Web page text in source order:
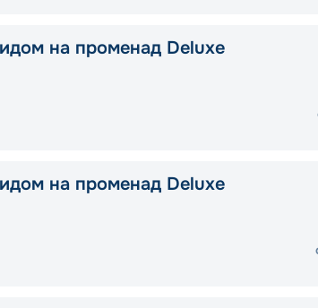
на променад Deluxe
на променад Deluxe